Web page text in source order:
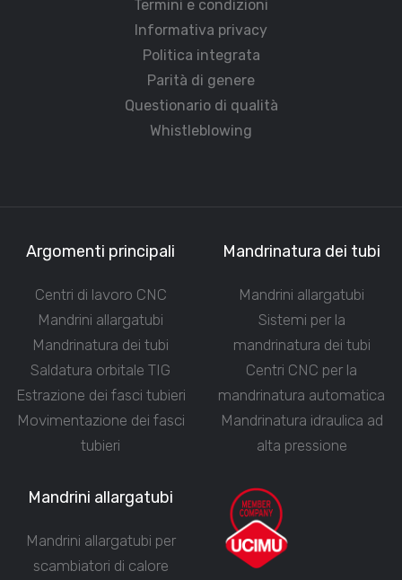
Termini e condizioni
Informativa privacy
Politica integrata
Parità di genere
Questionario di qualità
Whistleblowing
Argomenti principali
Centri di lavoro CNC
Mandrini allargatubi
Mandrinatura dei tubi
Saldatura orbitale TIG
Estrazione dei fasci tubieri
Movimentazione dei fasci
tubieri
Mandrinatura dei tubi
Mandrini allargatubi
Sistemi per la
mandrinatura dei tubi
Centri CNC per la
mandrinatura automatica
Mandrinatura idraulica ad
alta pressione
Mandrini allargatubi
Mandrini allargatubi per
scambiatori di calore